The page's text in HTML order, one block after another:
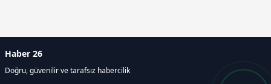
Haber 26
Doğru, güvenilir ve tarafsız habercilik